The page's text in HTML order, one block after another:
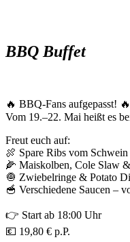
BBQ Buffet
🔥 BBQ-Fans aufgepasst! 🔥
Vom 19.–22. Mai heißt es
Freut euch auf:
🍖 Spare Ribs vom
🌽 Maiskolben, Cole Slaw
🧅 Zwiebelringe & Potato
🥣 Verschiedene Saucen –
👉 Start ab 18:00 Uhr
💶 19,80 € p.P.